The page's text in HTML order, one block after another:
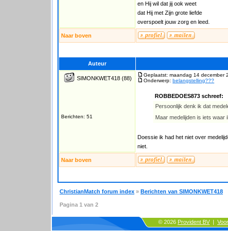
en Hij wil dat jij ook weet
dat Hij met Zijn grote liefde
overspoelt jouw zorg en leed.
Naar boven
Auteur
SIMONKWET418 (88)
Berichten: 51
Geplaatst: maandag 14 december
Onderwerp: belangstelling???
ROBBEDOES873 schreef:
Persoonlijk denk ik dat
Maar medelijden is iets
Doessie ik had het niet over
niet.
Naar boven
ChristianMatch forum index » Berichten van SIMONKWET418
Pagina 1 van 2
© 2026 Provident BV |